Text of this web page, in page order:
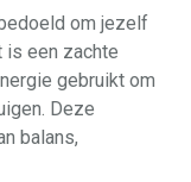
om jezelf
is een zachte
gebruikt om
Deze
balans,